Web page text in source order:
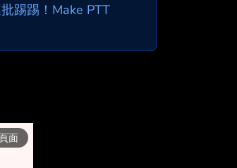
踢踢！Make PTT
面